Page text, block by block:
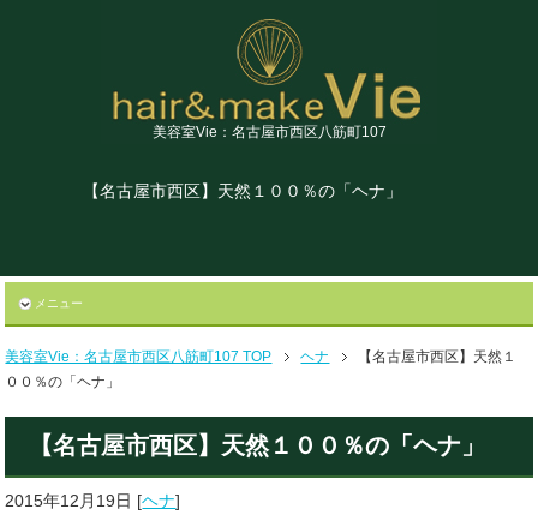
美容室Vie：名古屋市西区八筋町107
【名古屋市西区】天然１００％の「ヘナ」
メニュー
美容室Vie：名古屋市西区八筋町107 TOP ヘナ
【名古屋市西区】天然１
００％の「ヘナ」
【名古屋市西区】天然１００％の「ヘナ」
2015年12月19日 [ヘナ]